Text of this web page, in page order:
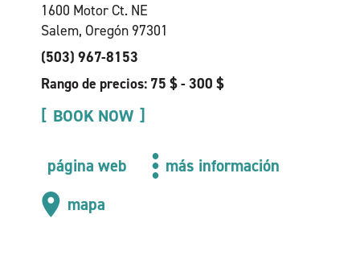
1600 Motor Ct. NE
Salem, Oregón 97301
(503) 967-8153
Rango de precios: 75 $ - 300 $
BOOK NOW
página web
más información
mapa